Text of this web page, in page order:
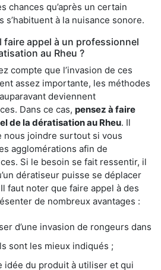
chances qu’après un certain
à la nuisance sonore.
appel à un professionnel
au Rheu ?
compte que l’invasion de ces
assez importante, les méthodes
deviennent
Dans ce cas, pensez à faire
de la dératisation au Rheu. Il
nous joindre surtout si vous
agglomérations afin de
Si le besoin se fait ressentir, il
dératiseur puisse se déplacer
faut noter que faire appel à des
de nombreux avantages :
d’une invasion de rongeurs dans
sont les mieux indiqués ;
idée du produit à utiliser et qui